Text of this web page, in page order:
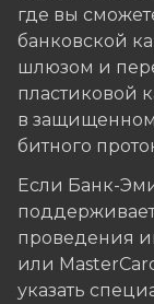
где вы
банковской
шлюзом и
пластиковой
в
битного
Если Банк-
проведения
или
указать